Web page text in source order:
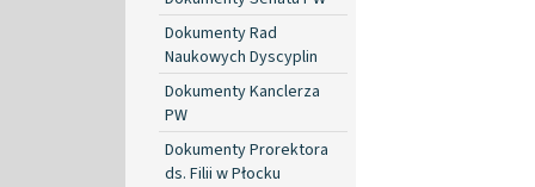
Dokumenty Rad
Naukowych Dyscyplin
Dokumenty Kanclerza
PW
Dokumenty Prorektora
ds. Filii w Płocku